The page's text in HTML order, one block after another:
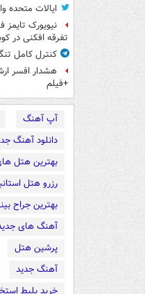
ایالات متحده
نیویورک تایمز
تفرقه افکنی در
کنترل کامل
هشدار افسر
+فیلم
آپ آهنگ
دانلود آهنگ
بهترین هتل
رزرو هتل
بهترین جراح
آهنگ های
پرشین هتل
آهنگ جدید